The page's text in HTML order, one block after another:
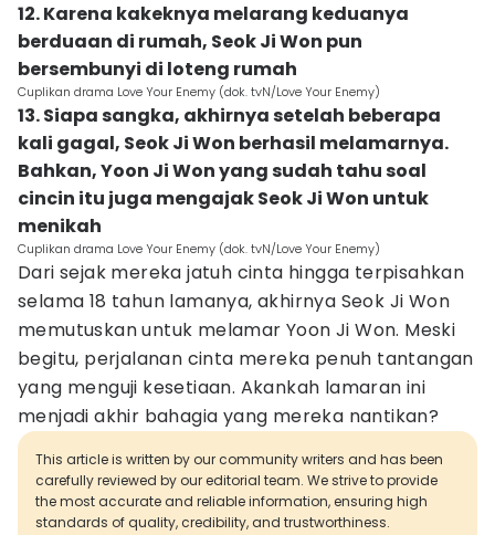
12. Karena kakeknya melarang keduanya
berduaan di rumah, Seok Ji Won pun
bersembunyi di loteng rumah
Cuplikan drama Love Your Enemy (dok. tvN/Love Your Enemy)
13. Siapa sangka, akhirnya setelah beberapa
kali gagal, Seok Ji Won berhasil melamarnya.
Bahkan, Yoon Ji Won yang sudah tahu soal
cincin itu juga mengajak Seok Ji Won untuk
menikah
Cuplikan drama Love Your Enemy (dok. tvN/Love Your Enemy)
Dari sejak mereka jatuh cinta hingga terpisahkan
selama 18 tahun lamanya, akhirnya Seok Ji Won
memutuskan untuk melamar Yoon Ji Won. Meski
begitu, perjalanan cinta mereka penuh tantangan
yang menguji kesetiaan. Akankah lamaran ini
menjadi akhir bahagia yang mereka nantikan?
This article is written by our community writers and has been
carefully reviewed by our editorial team. We strive to provide
the most accurate and reliable information, ensuring high
standards of quality, credibility, and trustworthiness.